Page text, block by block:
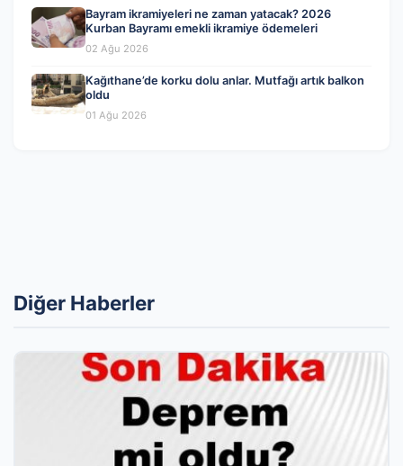
Bayram ikramiyeleri ne zaman yatacak? 2026
Kurban Bayramı emekli ikramiye ödemeleri
02 Ağu 2026
Kağıthane’de korku dolu anlar. Mutfağı artık balkon
oldu
01 Ağu 2026
Diğer Haberler